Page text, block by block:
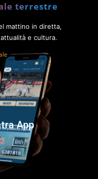
terrestre
mattino in diretta,
e cultura.
App